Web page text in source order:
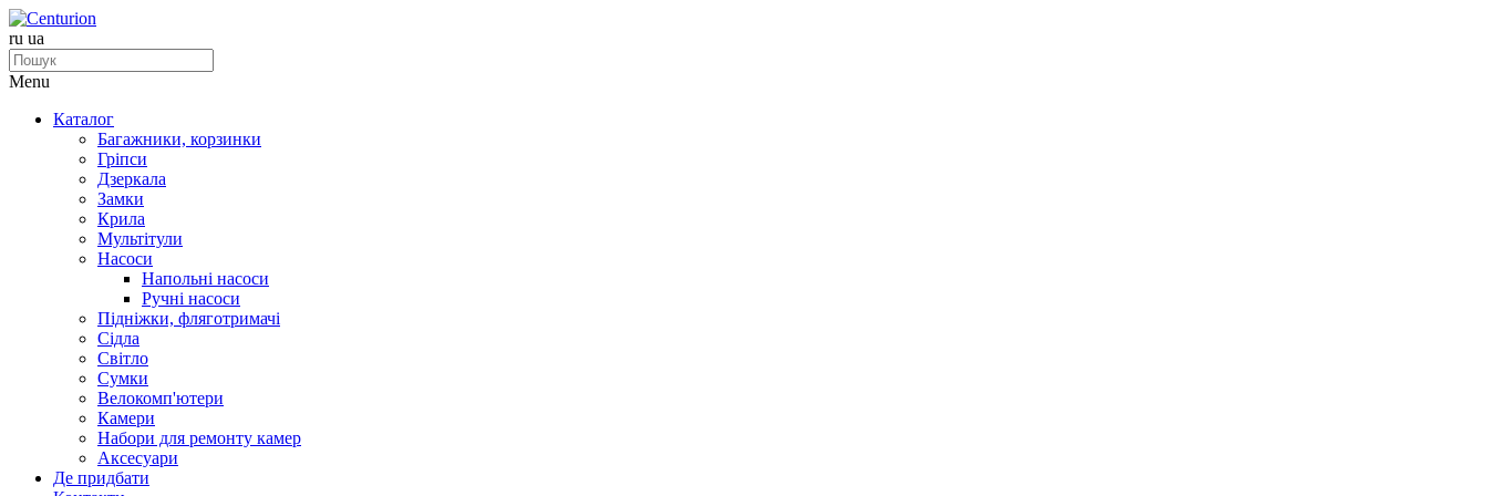
ru ua
Menu
Каталог
Багажники, корзинки
Гріпси
Дзеркала
Замки
Крила
Мультітули
Насоси
Напольні насоси
Ручні насоси
Підніжки, фляготримачі
Сідла
Світло
Сумки
Велокомп'ютери
Камери
Набори для ремонту камер
Аксесуари
Де придбати